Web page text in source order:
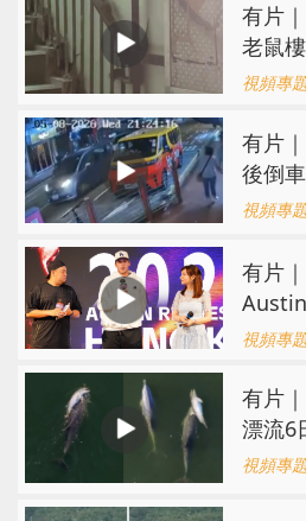
有片
老鼠
親：
視頻專
有片
後倒
司機
視頻專
有片
頓與
視頻專
有片
漂流6
極度
視頻專